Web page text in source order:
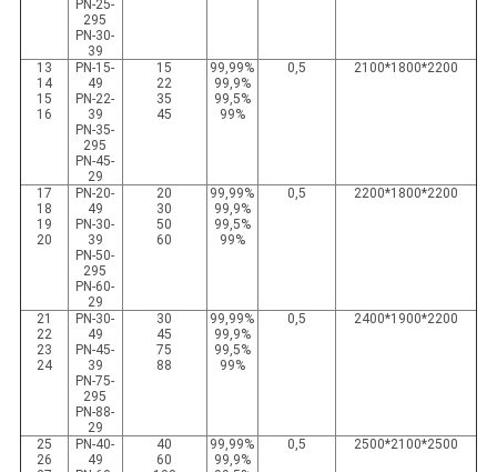
PN-25-
295
PN-30-
39
13
14
15
16
PN-15-
49
PN-22-
39
PN-35-
295
PN-45-
29
15
22
35
45
99,99%
99,9%
99,5%
99%
0,5 2100*1800*2200
17
18
19
20
PN-20-
49
PN-30-
39
PN-50-
295
PN-60-
29
20
30
50
60
99,99%
99,9%
99,5%
99%
0,5 2200*1800*2200
21
22
23
24
PN-30-
49
PN-45-
39
PN-75-
295
PN-88-
29
30
45
75
88
99,99%
99,9%
99,5%
99%
0,5 2400*1900*2200
25
26
PN-40-
49
40
60
99,99%
99,9%
0,5 2500*2100*2500